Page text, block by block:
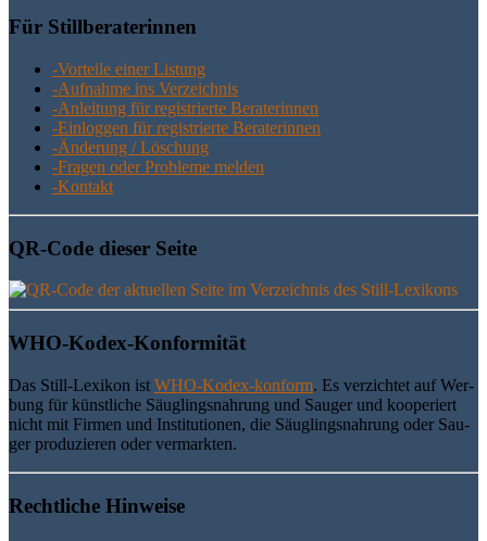
Für Still­be­ra­te­rin­nen
-Vor­tei­le einer Listung
-Auf­nah­me ins Verzeichnis
-Anlei­tung für regis­trier­te Beraterinnen
-Ein­log­gen für regis­trier­te Beraterinnen
-Ände­rung / Löschung
-Fra­gen oder Pro­ble­me melden
-Kon­takt
QR-Code die­ser Seite
WHO-Kodex-Kon­for­mi­tät
Das Still-Lexi­kon ist WHO-Kodex-kon­form. Es ver­zich­tet auf Wer­
bung für künst­li­che Säug­lings­nah­rung und Sau­ger und koope­riert
nicht mit Fir­men und Insti­tu­tio­nen, die Säug­lings­nah­rung oder Sau­
ger pro­du­zie­ren oder vermarkten.
Recht­li­che Hinweise